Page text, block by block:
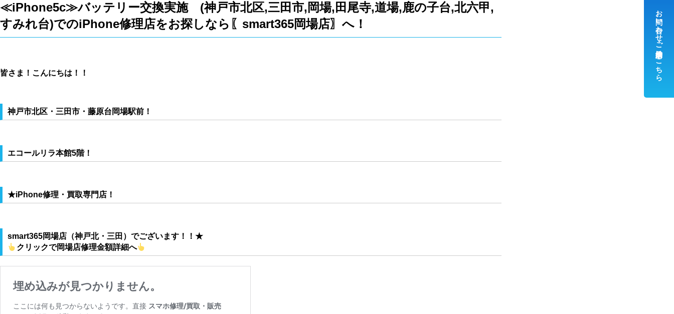
≪iPhone5c≫バッテリー交換実施 (神戸市北区,三田市,岡場,田尾寺,道場,鹿の子台,北六甲,
すみれ台)でのiPhone修理店をお探しなら〖smart365岡場店〗へ！
皆さま！こんにちは！！
神戸市北区・三田市・藤原台岡場駅前！
エコールリラ本館5階！
★iPhone修理・買取専門店！
smart365岡場店（神戸北・三田） でございます！！★
クリックで岡場店修理金額詳細へ
お問い合わせ・ご来店予約はこちら